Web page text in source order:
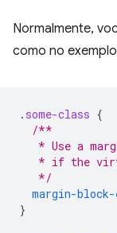
Normalmente,
como no
. some-class {
/**
* Use a
* if the
   */
margin-block-
}